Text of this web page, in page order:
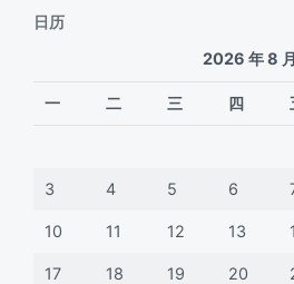
日历
2026 年 8 月
一 二 三 四
3 4 5 6
10 11 12 13
17 18 19 20